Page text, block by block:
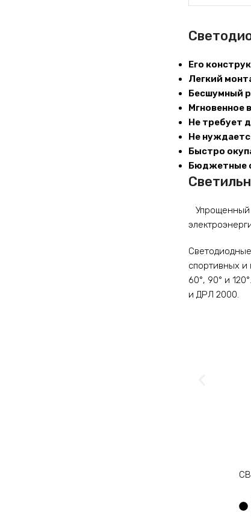
Его
Легкий
Бесшумный
Мгновенное
Не требует
Не
Быстро
Бюджетные
Упрощенный
спортивных и
60°, 90° и
и ДРЛ 2000.